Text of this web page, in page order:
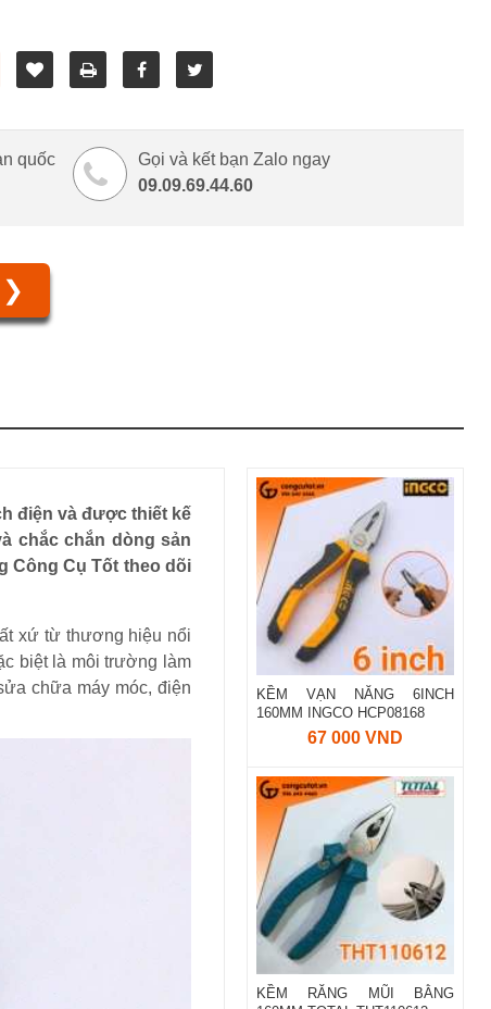
quốc
Gọi và kết bạn Zalo ngay
09.09.69.44.60
điện và được thiết kế
chắc chắn dòng sản
Công Cụ Tốt theo dõi
xứ từ thương hiệu nổi
biệt là môi trường làm
chữa máy móc, điện
KỀM VẠN NĂNG 6INCH
160MM INGCO HCP08168
67 000 VND
KỀM RĂNG MŨI BẰNG